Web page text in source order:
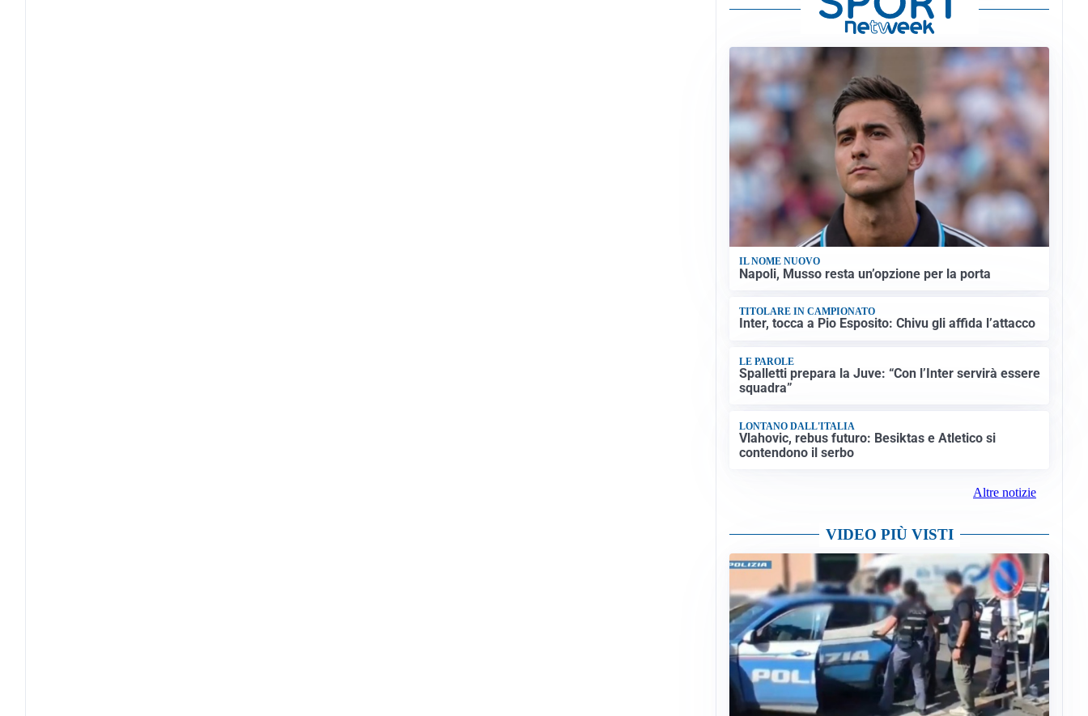
IL NOME NUOVO
Napoli, Musso resta un’opzione per la porta
TITOLARE IN CAMPIONATO
Inter, tocca a Pio Esposito: Chivu gli affida l’attacco
LE PAROLE
Spalletti prepara la Juve: “Con l’Inter servirà essere
squadra”
LONTANO DALL'ITALIA
Vlahovic, rebus futuro: Besiktas e Atletico si
contendono il serbo
Altre notizie
VIDEO PIÙ VISTI